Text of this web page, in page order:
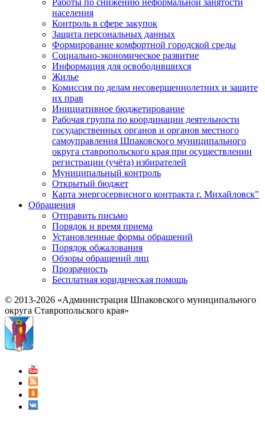
Работы по снижению неформальной занятости
населения
Контроль в сфере закупок
Защита персональных данных
Формирование комфортной городской среды
Социально-экономическое развитие
Информация для освободившихся
Жилье
Комиссия по делам несовершеннолетних и защите
их прав
Инициативное бюджетирование
Рабочая группа по координации деятельности
государственных органов и органов местного
самоуправления Шпаковского муниципального
округа ставропольского края при осуществлении
регистрации (учёта) избирателей
Муниципальный контроль
Открытый бюджет
Карта энергосервисного контракта г. Михайловск"
Обращения
Отправить письмо
Порядок и время приема
Установленные формы обращений
Порядок обжалования
Обзоры обращений лиц
Прозрачность
Бесплатная юридическая помощь
© 2013-2026 «Администрация Шпаковского муниципального
округа Ставропольского края»